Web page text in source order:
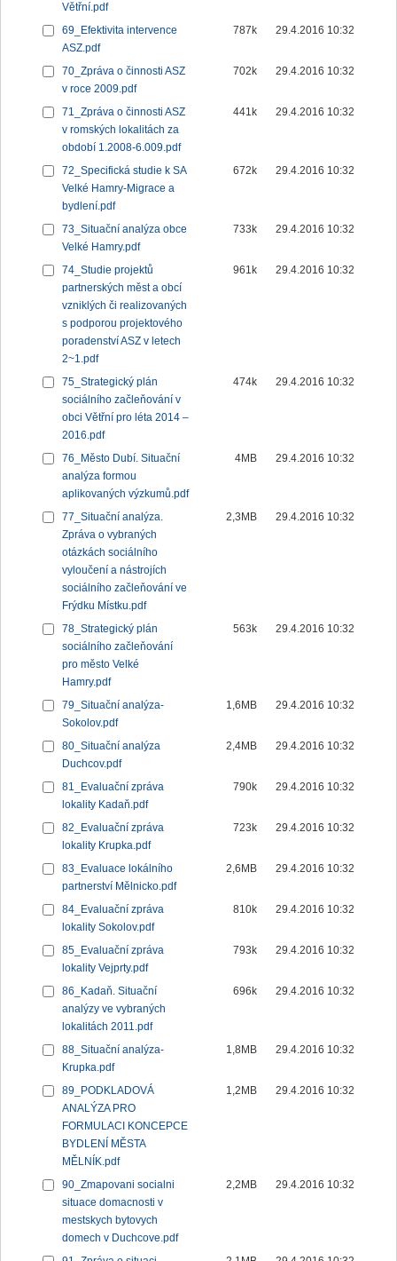
Větřní.pdf
69_Efektivita intervence
ASZ.pdf
787k 29.4.2016 10:32
70_Zpráva o činnosti ASZ
v roce 2009.pdf
702k 29.4.2016 10:32
71_Zpráva o činnosti ASZ
v romských lokalitách za
období 1.2008-6.009.pdf
441k 29.4.2016 10:32
72_Specifická studie k SA
Velké Hamry-Migrace a
bydlení.pdf
672k 29.4.2016 10:32
73_Situační analýza obce
Velké Hamry.pdf
733k 29.4.2016 10:32
74_Studie projektů
partnerských měst a obcí
vzniklých či realizovaných
s podporou projektového
poradenství ASZ v letech
2~1.pdf
961k 29.4.2016 10:32
75_Strategický plán
sociálního začleňování v
obci Větřní pro léta 2014 –
2016.pdf
474k 29.4.2016 10:32
76_Město Dubí. Situační
analýza formou
aplikovaných výzkumů.pdf
4MB 29.4.2016 10:32
77_Situační analýza.
Zpráva o vybraných
otázkách sociálního
vyloučení a nástrojích
sociálního začleňování ve
Frýdku Místku.pdf
2,3MB 29.4.2016 10:32
78_Strategický plán
sociálního začleňování
pro město Velké
Hamry.pdf
563k 29.4.2016 10:32
79_Situační analýza-
Sokolov.pdf
1,6MB 29.4.2016 10:32
80_Situační analýza
Duchcov.pdf
2,4MB 29.4.2016 10:32
81_Evaluační zpráva
lokality Kadaň.pdf
790k 29.4.2016 10:32
82_Evaluační zpráva
lokality Krupka.pdf
723k 29.4.2016 10:32
83_Evaluace lokálního
partnerství Mělnicko.pdf
2,6MB 29.4.2016 10:32
84_Evaluační zpráva
lokality Sokolov.pdf
810k 29.4.2016 10:32
85_Evaluační zpráva
lokality Vejprty.pdf
793k 29.4.2016 10:32
86_Kadaň. Situační
analýzy ve vybraných
lokalitách 2011.pdf
696k 29.4.2016 10:32
88_Situační analýza-
Krupka.pdf
1,8MB 29.4.2016 10:32
89_PODKLADOVÁ
ANALÝZA PRO
FORMULACI KONCEPCE
BYDLENÍ MĚSTA
MĚLNÍK.pdf
1,2MB 29.4.2016 10:32
90_Zmapovani socialni
situace domacnosti v
mestskych bytovych
domech v Duchcove.pdf
2,2MB 29.4.2016 10:32